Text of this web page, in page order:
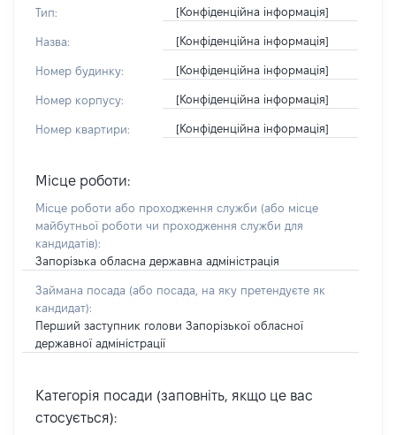
Тип: [Конфіденційна інформація]
Назва: [Конфіденційна інформація]
Номер будинку: [Конфіденційна інформація]
Номер корпусу: [Конфіденційна інформація]
Номер квартири: [Конфіденційна інформація]
Місце роботи:
Місце роботи або проходження служби (або місце
майбутньої роботи чи проходження служби для
кандидатів):
Запорізька обласна державна адміністрація
Займана посада (або посада, на яку претендуєте як
кандидат):
Перший заступник голови Запорізької обласної
державної адміністрації
Категорія посади (заповніть, якщо це вас
стосується):